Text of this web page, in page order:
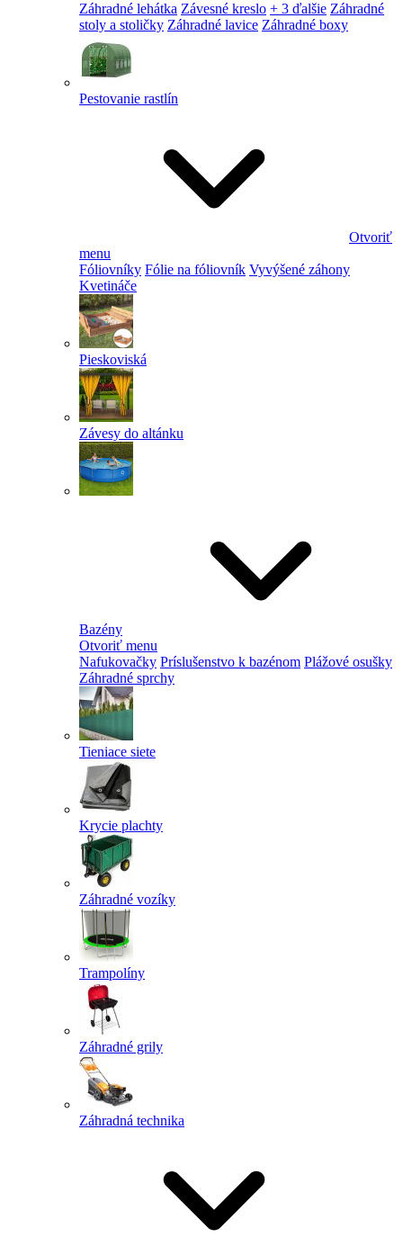
Záhradné lehátka Závesné kreslo + 3 ďalšie Záhradné
stoly a stoličky Záhradné lavice Záhradné boxy
Pestovanie rastlín
Otvoriť
menu
Fóliovníky Fólie na fóliovník Vyvýšené záhony
Kvetináče
Pieskoviská
Závesy do altánku
Bazény
Otvoriť menu
Nafukovačky Príslušenstvo k bazénom Plážové osušky
Záhradné sprchy
Tieniace siete
Krycie plachty
Záhradné vozíky
Trampolíny
Záhradné grily
Záhradná technika